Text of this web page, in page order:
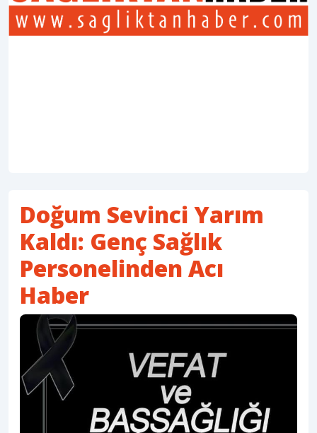
Doğum Sevinci Yarım
Kaldı: Genç Sağlık
Personelinden Acı
Haber